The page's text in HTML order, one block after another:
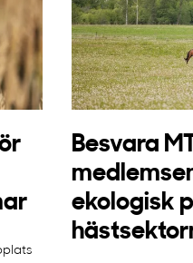
Besvara
ekologisk